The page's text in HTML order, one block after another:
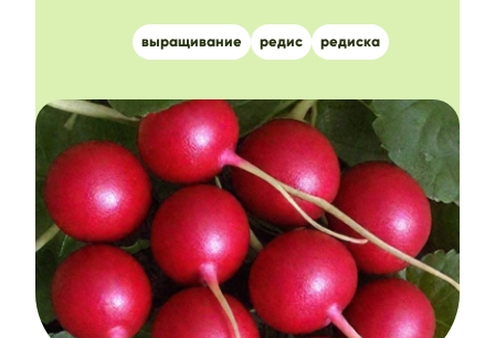
выращивание редис редиска